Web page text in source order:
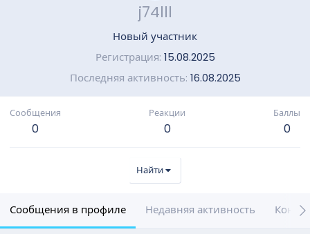
j74lll
Новый участник
Регистрация 15.08.2025
Последняя активность 16.08.2025
Сообщения
0
Реакции
0
Баллы
0
Найти
Сообщения в профиле Недавняя активность